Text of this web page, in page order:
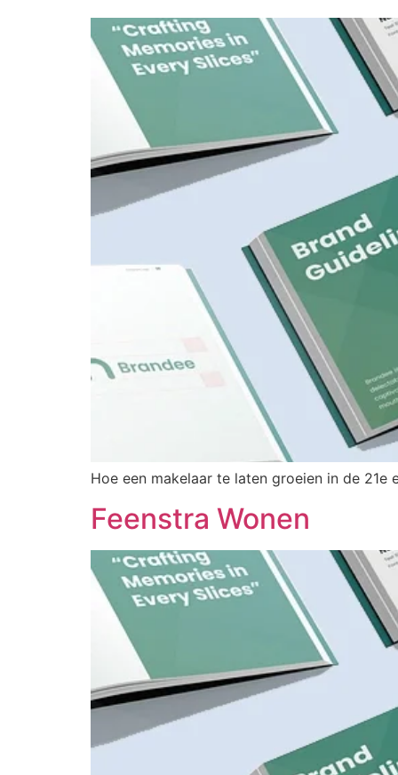
Hoe een makelaar te laten groeien in de 21e
Feenstra Wonen